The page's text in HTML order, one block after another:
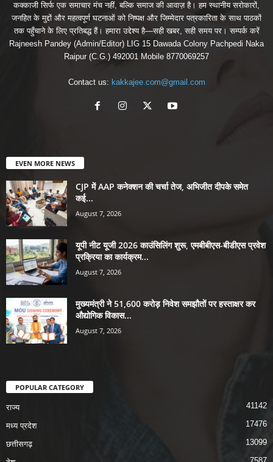
कक्काजी सिर्फ एक समाचार मंच नहीं, बल्कि समाज की आवाज़ है। हम स्थानीय सरोकारों,
जनहित के मुद्दों और महत्वपूर्ण घटनाओं को निष्पक्ष और जिम्मेदार पत्रकारिता के साथ पाठकों
तक पहुँचाने के लिए प्रतिबद्ध हैं। हमारा उद्देश्य है—सही खबर, सही समय पर। सम्पर्क करें
Rajneesh Pandey (Admin/Editor) LIG 15 Dawada Colony Pachpedi Naka
Raipur (C.G.) 492001 Mobile 8770069257
Contact us: kakkajee.com@gmail.com
EVEN MORE NEWS
CJP में AAP कनेक्शन की चर्चा तेज, अभिजीत दीपके समेत
कई...
August 7, 2026
यूपी नीट यूजी 2026 काउंसिलिंग शुरू, एमबीबीएस-बीडीएस प्रवेश
प्रक्रिया का कार्यक्रम...
August 7, 2026
मुख्यमंत्री ने 51,600 करोड़ निवेश समझौतों पर हस्ताक्षर कर
औद्योगिक विकास...
August 7, 2026
POPULAR CATEGORY
राज्य 41142
मध्य प्रदेश 17476
छत्तीसगढ़ 13099